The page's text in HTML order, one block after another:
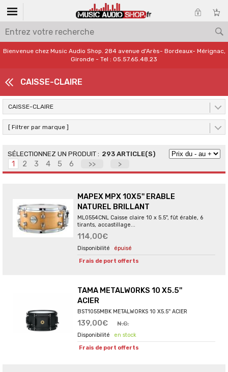
Bienvenue chez Music Audio Shop. 284 avenue d'Arès- Bordeaux- Mérignac,
Gironde - Tel : 05.57.65.48.23
CAISSE-CLAIRE
CAISSE-CLAIRE
[ Filtrer par marque ]
293 ARTICLE(S)
1 2 3 4 5 6 >> >
MAPEX MPX 10X5'' ERABLE
NATUREL BRILLANT
ML0554CNL Caisse claire 10 x 5.5", fût érable, 6
tirants, accastillage...
114,00€
épuisé
Frais de port offerts
TAMA METALWORKS 10 X5.5''
ACIER
BST1055MBK METALWORKS 10 X5.5'' ACIER
139,00€ N.C.
en stock
Frais de port offerts